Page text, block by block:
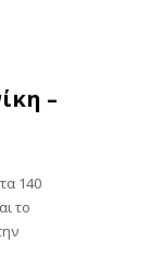
–
140
το